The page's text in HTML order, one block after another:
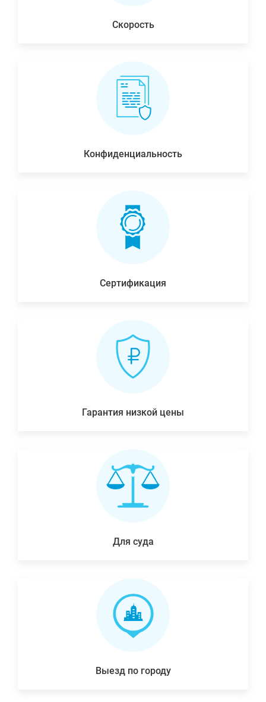
Скорость
Конфиденциальность
Сертификация
Гарантия низкой цены
Для суда
Выезд по городу